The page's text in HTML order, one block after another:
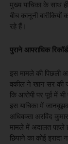
मुख्य याचिका के साथ
बीच कानूनी
रहे हैं।
पुराने आपराधिक
इस मामले की पिछली
वकील ने खान सर की
कि आरोपी पर पूर्व में
इस याचिका में
अधिवक्ता अरविंद
मामले में अदालत पहले
छिपाने का कोई इरादा